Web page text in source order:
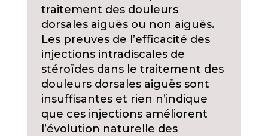
traitement des douleurs
dorsales aiguës ou non aiguës.
Les preuves de l’efficacité des
injections intradiscales de
stéroïdes dans le traitement des
douleurs dorsales aiguës sont
insuffisantes et rien n’indique
que ces injections améliorent
l’évolution naturelle des